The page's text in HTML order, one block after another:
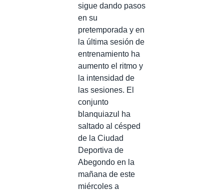
sigue dando pasos
en su
pretemporada y en
la última sesión de
entrenamiento ha
aumento el ritmo y
la intensidad de
las sesiones. El
conjunto
blanquiazul ha
saltado al césped
de la Ciudad
Deportiva de
Abegondo en la
mañana de este
miércoles a